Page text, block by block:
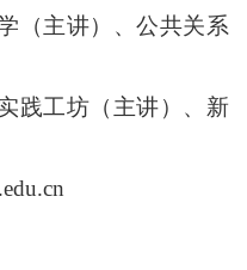
（主讲）、公共关系
践工坊（主讲）、 新